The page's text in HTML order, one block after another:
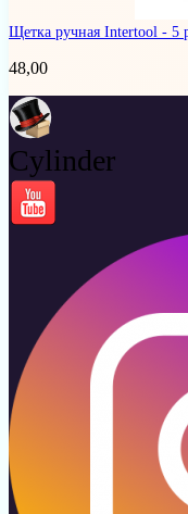
Щетка ручная Intertool - 5
48,00
Cylinder